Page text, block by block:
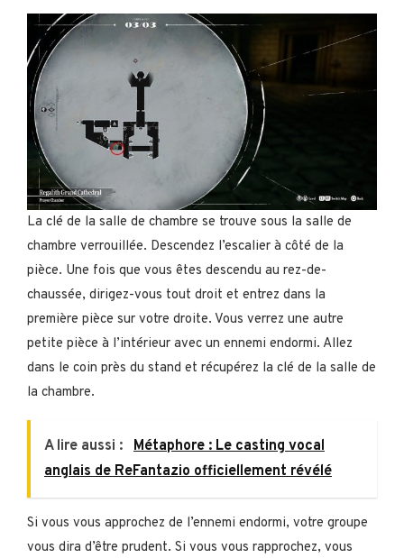
La clé de la salle de chambre se trouve sous la salle de
chambre verrouillée. Descendez l’escalier à côté de la
pièce. Une fois que vous êtes descendu au rez-de-
chaussée, dirigez-vous tout droit et entrez dans la
première pièce sur votre droite. Vous verrez une autre
petite pièce à l’intérieur avec un ennemi endormi. Allez
dans le coin près du stand et récupérez la clé de la salle de
la chambre.
A lire aussi : Métaphore : Le casting vocal
anglais de ReFantazio officiellement révélé
Si vous vous approchez de l’ennemi endormi, votre groupe
vous dira d’être prudent. Si vous vous rapprochez, vous